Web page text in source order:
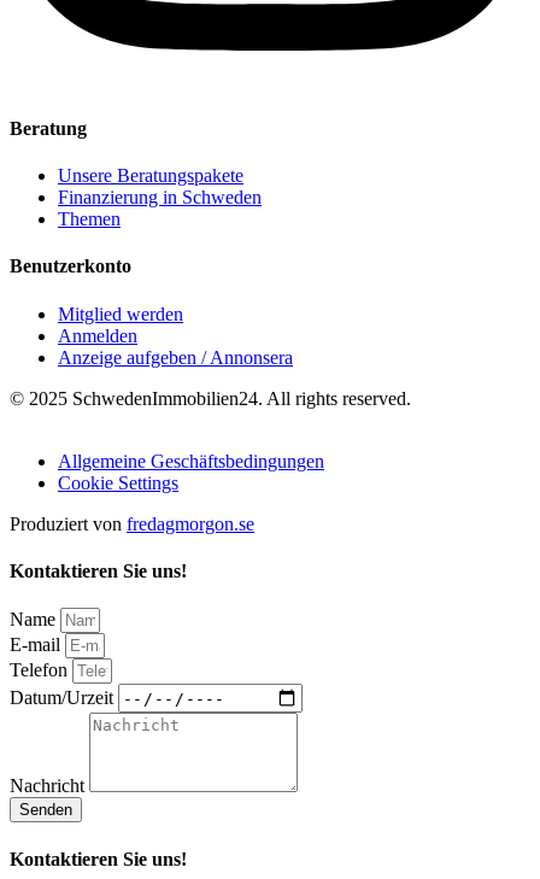
Beratung
Unsere Beratungspakete
Finanzierung in Schweden
Themen
Benutzerkonto
Mitglied werden
Anmelden
Anzeige aufgeben / Annonsera
© 2025 SchwedenImmobilien24. All rights reserved.
Allgemeine Geschäftsbedingungen
Cookie Settings
Produziert von fredagmorgon.se
Kontaktieren Sie uns!
Name
E-mail
Telefon
Datum/Urzeit
Nachricht
Senden
Kontaktieren Sie uns!